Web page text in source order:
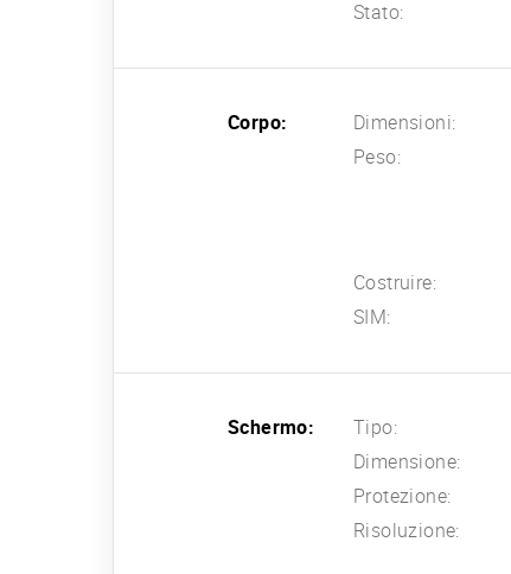
Stato:
Corpo: Dimensioni:
Peso:
Costruire:
SIM:
Schermo: Tipo:
Dimensione:
Protezione:
Risoluzione: